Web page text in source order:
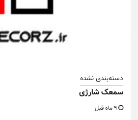
دسته‌بندی نشده
سمعک شارژی